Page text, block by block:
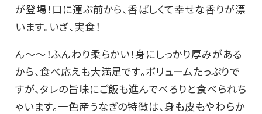
が登場！口に運ぶ前から、香ばしくて幸せな香りが漂
います。いざ、実食！
ん～～！ふんわり柔らかい！身にしっかり厚みがある
から、食べ応えも大満足です。ボリュームたっぷりで
すが、タレの旨味にご飯も進んでぺろりと食べられち
ゃいます。一色産うなぎの特徴は、身も皮もやわらか